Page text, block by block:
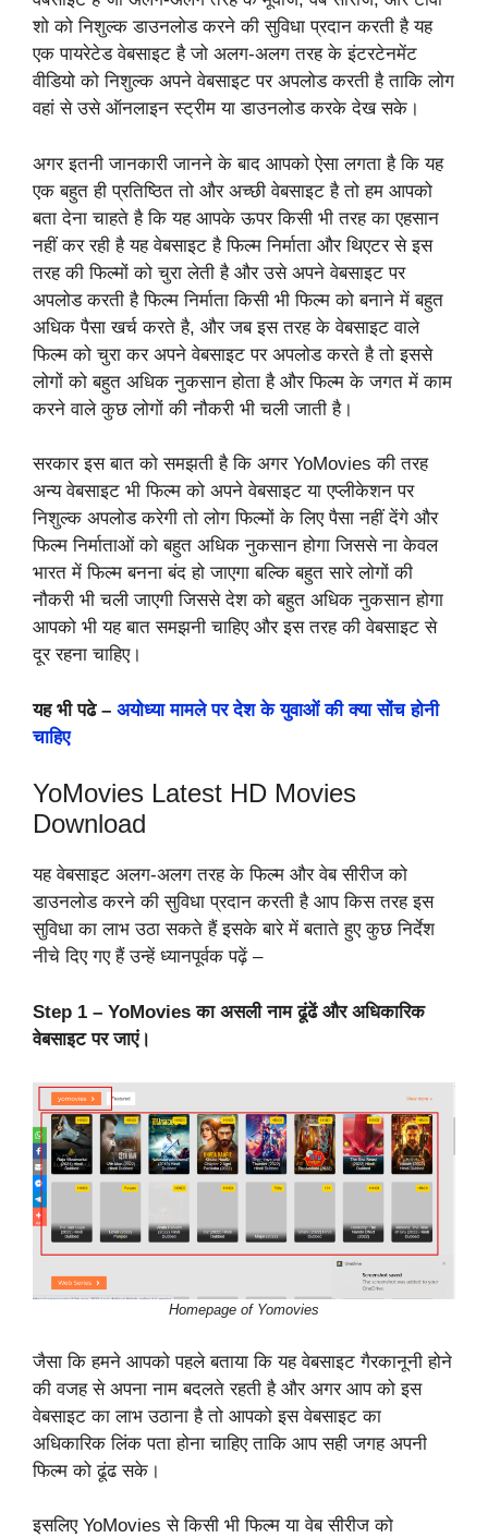
शो को निशुल्क डाउनलोड करने की सुविधा प्रदान करती है यह
एक पायरेटेड वेबसाइट है जो अलग-अलग तरह के इंटरटेनमेंट
वीडियो को निशुल्क अपने वेबसाइट पर अपलोड करती है ताकि लोग
वहां से उसे ऑनलाइन स्ट्रीम या डाउनलोड करके देख सके।
अगर इतनी जानकारी जानने के बाद आपको ऐसा लगता है कि यह
एक बहुत ही प्रतिष्ठित तो और अच्छी वेबसाइट है तो हम आपको
बता देना चाहते है कि यह आपके ऊपर किसी भी तरह का एहसान
नहीं कर रही है यह वेबसाइट है फिल्म निर्माता और थिएटर से इस
तरह की फिल्मों को चुरा लेती है और उसे अपने वेबसाइट पर
अपलोड करती है फिल्म निर्माता किसी भी फिल्म को बनाने में बहुत
अधिक पैसा खर्च करते है, और जब इस तरह के वेबसाइट वाले
फिल्म को चुरा कर अपने वेबसाइट पर अपलोड करते है तो इससे
लोगों को बहुत अधिक नुकसान होता है और फिल्म के जगत में काम
करने वाले कुछ लोगों की नौकरी भी चली जाती है।
सरकार इस बात को समझती है कि अगर YoMovies की तरह
अन्य वेबसाइट भी फिल्म को अपने वेबसाइट या एप्लीकेशन पर
निशुल्क अपलोड करेगी तो लोग फिल्मों के लिए पैसा नहीं देंगे और
फिल्म निर्माताओं को बहुत अधिक नुकसान होगा जिससे ना केवल
भारत में फिल्म बनना बंद हो जाएगा बल्कि बहुत सारे लोगों की
नौकरी भी चली जाएगी जिससे देश को बहुत अधिक नुकसान होगा
आपको भी यह बात समझनी चाहिए और इस तरह की वेबसाइट से
दूर रहना चाहिए।
यह भी पढे – अयोध्या मामले पर देश के युवाओं की क्या सोंच होनी
चाहिए
YoMovies Latest HD Movies
Download
यह वेबसाइट अलग-अलग तरह के फिल्म और वेब सीरीज को
डाउनलोड करने की सुविधा प्रदान करती है आप किस तरह इस
सुविधा का लाभ उठा सकते हैं इसके बारे में बताते हुए कुछ निर्देश
नीचे दिए गए हैं उन्हें ध्यानपूर्वक पढ़ें –
Step 1 – YoMovies का असली नाम ढूंढें और अधिकारिक
वेबसाइट पर जाएं।
Homepage of Yomovies
जैसा कि हमने आपको पहले बताया कि यह वेबसाइट गैरकानूनी होने
की वजह से अपना नाम बदलते रहती है और अगर आप को इस
वेबसाइट का लाभ उठाना है तो आपको इस वेबसाइट का
अधिकारिक लिंक पता होना चाहिए ताकि आप सही जगह अपनी
फिल्म को ढूंढ सके।
इसलिए YoMovies से किसी भी फिल्म या वेब सीरीज को